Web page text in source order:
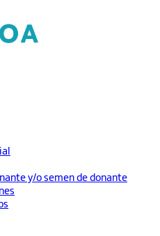
y/o semen de donante